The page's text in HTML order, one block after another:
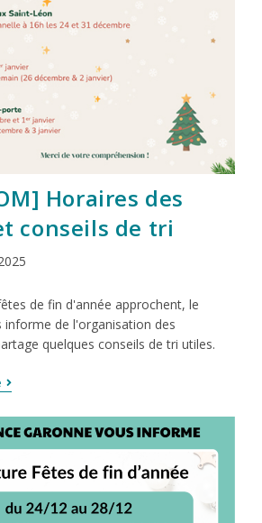
Horaires des
conseils de tri
de fin d'année approchent, le
informe de l'organisation des
quelques conseils de tri utiles.